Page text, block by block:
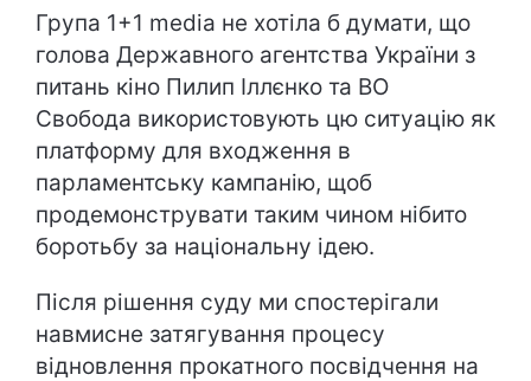
Група 1+1 media не хотіла б думати, що
голова Державного агентства України з
питань кіно Пилип Іллєнко та ВО
Свобода використовують цю ситуацію як
платформу для входження в
парламентську кампанію, щоб
продемонструвати таким чином нібито
боротьбу за національну ідею.
Після рішення суду ми спостерігали
навмисне затягування процесу
відновлення прокатного посвідчення на